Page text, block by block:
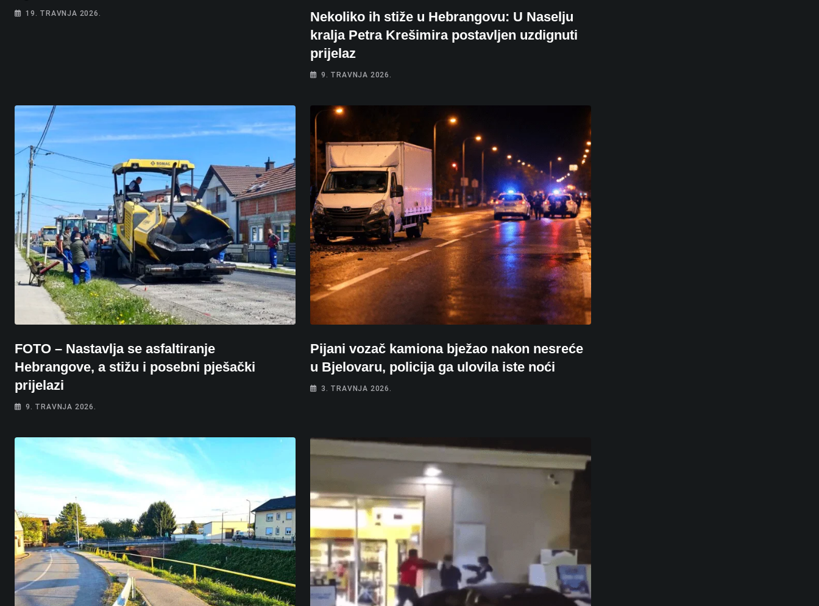
19. TRAVNJA 2026.
Nekoliko ih stiže u Hebrangovu: U Naselju
kralja Petra Krešimira postavljen uzdignuti
prijelaz
9. TRAVNJA 2026.
FOTO – Nastavlja se asfaltiranje
Hebrangove, a stižu i posebni pješački
prijelazi
9. TRAVNJA 2026.
Pijani vozač kamiona bježao nakon nesreće
u Bjelovaru, policija ga ulovila iste noći
3. TRAVNJA 2026.